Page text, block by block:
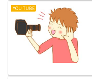
YOU TUBE